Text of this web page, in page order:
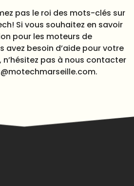
pas le roi des mots-clés sur
Si vous souhaitez en savoir
pour les moteurs de
avez besoin d’aide pour votre
pas à nous contacter
.